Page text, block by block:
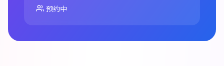
预约中